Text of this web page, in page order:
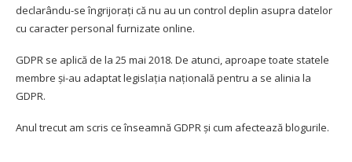
declarându-se îngrijorați că nu au un control deplin asupra datelor
cu caracter personal furnizate online.
GDPR se aplică de la 25 mai 2018. De atunci, aproape toate statele
membre și-au adaptat legislația națională pentru a se alinia la
GDPR.
Anul trecut am scris ce înseamnă GDPR și cum afectează blogurile.